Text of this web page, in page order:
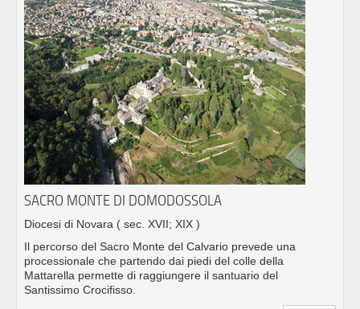
SACRO MONTE DI DOMODOSSOLA
Diocesi di Novara ( sec. XVII; XIX )
Il percorso del Sacro Monte del Calvario prevede una
processionale che partendo dai piedi del colle della
Mattarella permette di raggiungere il santuario del
Santissimo Crocifisso.